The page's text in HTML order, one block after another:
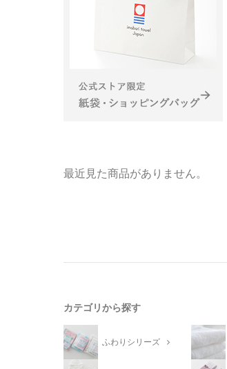
最近見た商品がありません。
カテゴリから探す
ふわりシリーズ